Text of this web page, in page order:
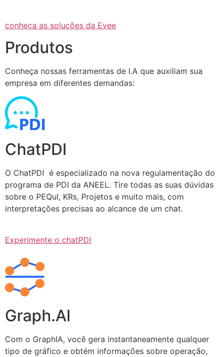
conheça as soluções da Evee
Produtos
Conheça nossas ferramentas de I.A que auxiliam sua
empresa em diferentes demandas:
ChatPDI
O ChatPDI é especializado na nova regulamentação do
programa de PDI da ANEEL. Tire todas as suas dúvidas
sobre o PEQuI, KRs, Projetos e muito mais, com
interpretações precisas ao alcance de um chat.
Experimente o chatPDI
Graph.AI
Com o GraphIA, você gera instantaneamente qualquer
tipo de gráfico e obtém informações sobre operação,